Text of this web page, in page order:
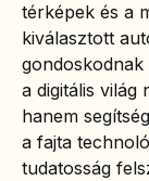
térképek és a
kiválasztott
a digitális világ
hanem
a fajta
tudatosság